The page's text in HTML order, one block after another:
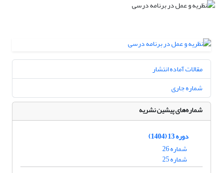
مقالات آماده انتشار
شماره جاری
شماره‌های پیشین نشریه
دوره 13 (1404)
شماره 26
شماره 25